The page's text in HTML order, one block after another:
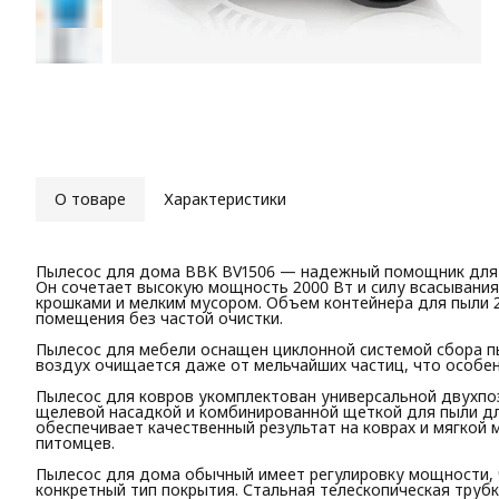
О товаре Характеристики
Пылесос для дома BBK BV1506 — надежный помощник для
Он сочетает высокую мощность 2000 Вт и силу
крошками и мелким мусором. Объем контейнера для пыли
помещения без частой очистки.
Пылесос для мебели оснащен циклонной системой сбора
воздух очищается даже от мельчайших частиц, что
Пылесос для ковров укомплектован универсальной
щелевой насадкой и комбинированной щеткой для пыли
обеспечивает качественный результат на коврах и
питомцев.
Пылесос для дома обычный имеет регулировку мощности,
конкретный тип покрытия. Стальная телескопическая